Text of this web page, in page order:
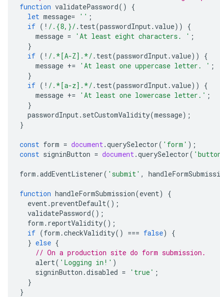
function validatePassword()
{
let message= '' ;
if ( ! /.{8,}/ . test(passwordInput .value))
{
message = 'At least eight characters. ' ;
}
if ( ! /.*[A-Z].*/ . test(passwordInput .value))
{
message += 'At least one uppercase letter. ' ;
}
if ( ! /.*[a-z].*/ . test(passwordInput .value))
{
message += 'At least one lowercase letter.' ;
}
passwordInput . setCustomValidity(message);
}
const form = document .querySelector( 'form' );
const signinButton = document .querySelector(
form .addEventListener( 'submit' ,
function handleFormSubmission(event)
{
event .preventDefault();
validatePassword();
form . reportValidity();
if (form .checkValidity() === false)
{
} else {
// On a production site do form submission.
alert( 'Logging in!' )
signinButton .disabled = 'true' ;
}
}